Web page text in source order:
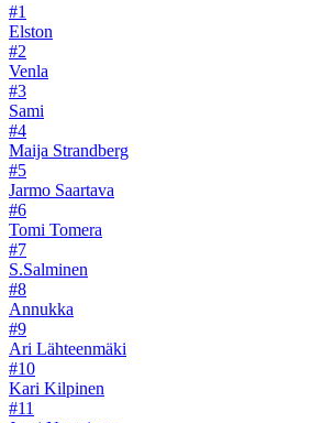
#1
Elston
#2
Venla
#3
Sami
#4
Maija Strandberg
#5
Jarmo Saartava
#6
Tomi Tomera
#7
S.Salminen
#8
Annukka
#9
Ari Lähteenmäki
#10
Kari Kilpinen
#11